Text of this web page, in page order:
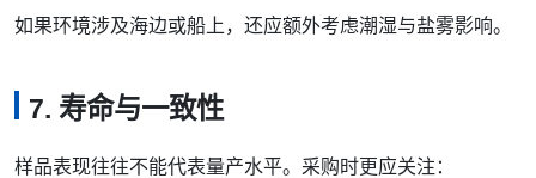
如果环境涉及海边或船上，还应额外考虑潮湿与盐雾影响。
7. 寿命与一致性
样品表现往往不能代表量产水平。采购时更应关注：